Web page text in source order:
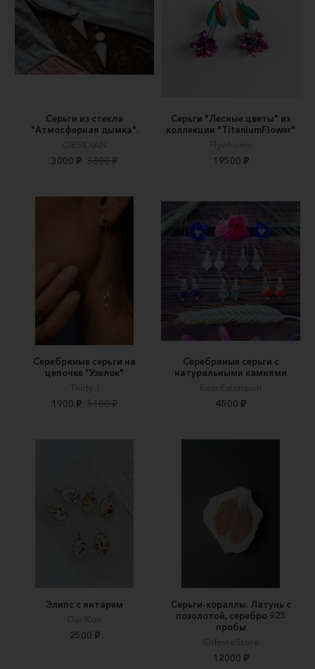
Серьги из стекла
"Атмосферная дымка".
OBSIDIAN
3000 ₽ 3800 ₽
Серьги "Лесные цветы" из
коллекции "TitaniumFlower"
Flyinhome
19500 ₽
Серебряные серьги на
цепочке "Узелок"
Thirty J
1900 ₽ 5100 ₽
Серебряные серьги с
натуральными камнями
East Extension
4500 ₽
Элипс с янтарем
DariKon
2500 ₽
Серьги-кораллы. Латунь с
позолотой, серебро 925
пробы
OrfevreStore
12000 ₽